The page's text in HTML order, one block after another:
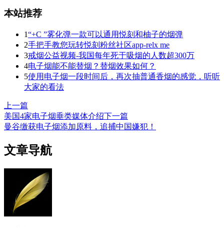
本站推荐
1“+C ”雾化弹一款可以通用悦刻和柚子的烟弹
2手把手教您玩转悦刻粉丝社区app-relx me
3戒烟公益视频-我国每年死于吸烟的人数超300万
4电子烟能不能替烟？替烟效果如何？
5使用电子烟一段时间后，再次抽普通香烟的感觉，听听
大家的看法
上一篇
美国4家电子烟垂类媒体介绍下一篇
曼谷缴获电子烟添加原料，追捕中国嫌犯！
文章导航